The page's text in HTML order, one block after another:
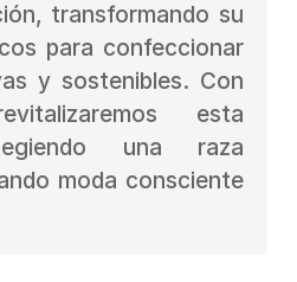
transformando su
para confeccionar
y sostenibles. Con
esta
una raza
moda consciente